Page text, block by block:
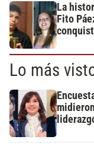
La
Fito
Lo más